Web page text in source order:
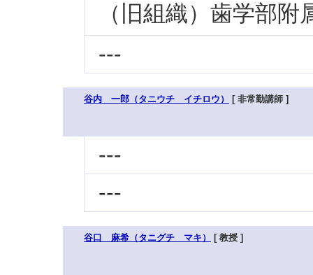
（旧組織）歯学部
---
谷内 一郎（タニウチ イチロウ） [ 非常勤講師 ]
---
---
谷口 麻希（タニグチ マキ） [ 教授 ]